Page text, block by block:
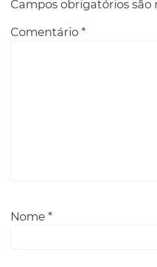
Campos obrigatórios são
Comentário *
Nome *